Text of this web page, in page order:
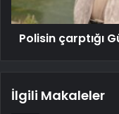
Polisin çarptığı
İlgili Makaleler